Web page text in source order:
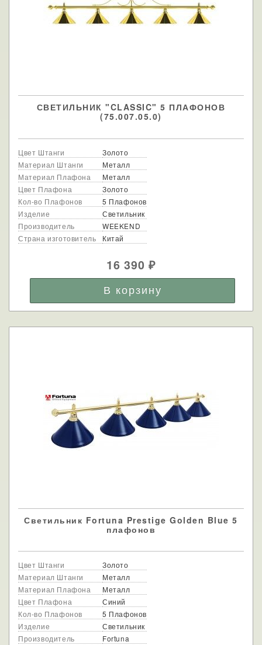
СВЕТИЛЬНИК "CLASSIC" 5 ПЛАФОНОВ
(75.007.05.0)
Цвет Штанги
Золото
Материал Штанги
Металл
Материал Плафона
Металл
Цвет Плафона
Золото
Кол-во Плафонов
5 Плафонов
Изделие
Светильник
Производитель
WEEKEND
Страна изготовитель
Китай
16 390₽
Светильник Fortuna Prestige Golden Blue 5
плафонов
Цвет Штанги
Золото
Материал Штанги
Металл
Материал Плафона
Металл
Цвет Плафона
Синий
Кол-во Плафонов
5 Плафонов
Изделие
Светильник
Производитель
Fortuna